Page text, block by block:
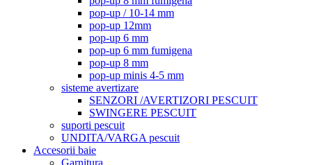
pop-up / 10-14 mm
pop-up 12mm
pop-up 6 mm
pop-up 6 mm fumigena
pop-up 8 mm
pop-up minis 4-5 mm
sisteme avertizare
SENZORI /AVERTIZORI PESCUIT
SWINGERE PESCUIT
suporti pescuit
UNDITA/VARGA pescuit
Accesorii baie
Garnitura